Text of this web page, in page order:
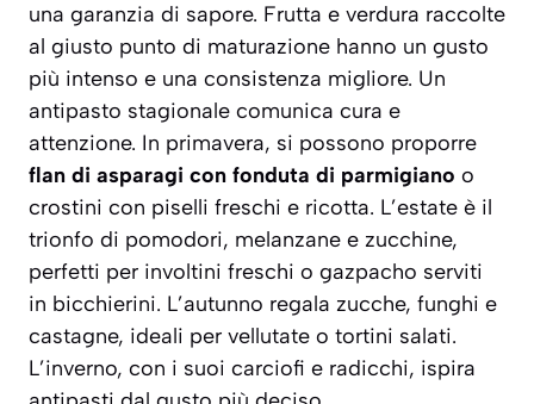
una garanzia di sapore. Frutta e verdura raccolte
al giusto punto di maturazione hanno un gusto
più intenso e una consistenza migliore. Un
antipasto stagionale comunica cura e
attenzione. In primavera, si possono proporre
flan di asparagi con fonduta di parmigiano o
crostini con piselli freschi e ricotta. L’estate è il
trionfo di pomodori, melanzane e zucchine,
perfetti per involtini freschi o gazpacho serviti
in bicchierini. L’autunno regala zucche, funghi e
castagne, ideali per vellutate o tortini salati.
L’inverno, con i suoi carciofi e radicchi, ispira